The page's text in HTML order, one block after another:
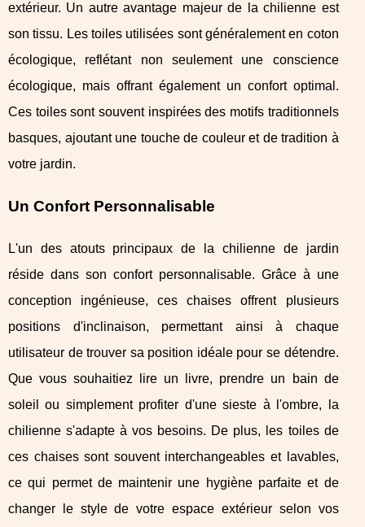
extérieur. Un autre avantage majeur de la chilienne est
son tissu. Les toiles utilisées sont généralement en coton
écologique, reflétant non seulement une conscience
écologique, mais offrant également un confort optimal.
Ces toiles sont souvent inspirées des motifs traditionnels
basques, ajoutant une touche de couleur et de tradition à
votre jardin.
Un Confort Personnalisable
L'un des atouts principaux de la chilienne de jardin
réside dans son confort personnalisable. Grâce à une
conception ingénieuse, ces chaises offrent plusieurs
positions d'inclinaison, permettant ainsi à chaque
utilisateur de trouver sa position idéale pour se détendre.
Que vous souhaitiez lire un livre, prendre un bain de
soleil ou simplement profiter d'une sieste à l'ombre, la
chilienne s'adapte à vos besoins. De plus, les toiles de
ces chaises sont souvent interchangeables et lavables,
ce qui permet de maintenir une hygiène parfaite et de
changer le style de votre espace extérieur selon vos